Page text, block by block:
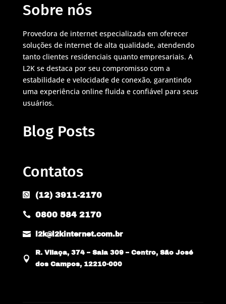
Sobre nós
Provedora de internet especializada em oferecer
soluções de internet de alta qualidade, atendendo
tanto clientes residenciais quanto empresariais. A
L2K se destaca por seu compromisso com a
estabilidade e velocidade de conexão, garantindo
uma experiência online fluida e confiável para seus
usuários.
Blog Posts
Contatos
 (12) 3911-2170
 0800 584 2170
 l2k@l2kinternet.com.br

R. Vilaça, 374 – Sala 309 – Centro, São José
dos Campos, 12210-000